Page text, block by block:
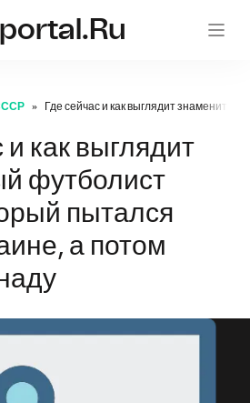
Где сейчас и как выглядит
и как выглядит
футболист
пытался
а потом